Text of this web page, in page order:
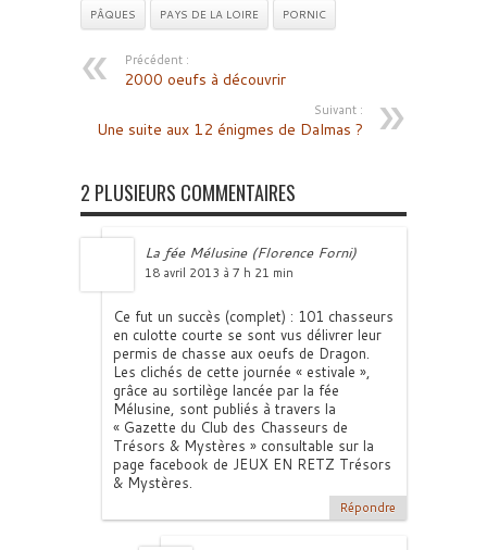
PÂQUES
PAYS DE LA LOIRE PORNIC
Précédent :
2000 oeufs à découvrir
Suivant :
Une suite aux 12 énigmes de Dalmas ?
2 PLUSIEURS COMMENTAIRES
La fée Mélusine (Florence Forni)
18 avril 2013 à 7 h 21 min
Ce fut un succès (complet) : 101 chasseurs
en culotte courte se sont vus délivrer leur
permis de chasse aux oeufs de Dragon.
Les clichés de cette journée « estivale »,
grâce au sortilège lancée par la fée
Mélusine, sont publiés à travers la
« Gazette du Club des Chasseurs de
Trésors & Mystères » consultable sur la
page facebook de JEUX EN RETZ Trésors
& Mystères.
Répondre